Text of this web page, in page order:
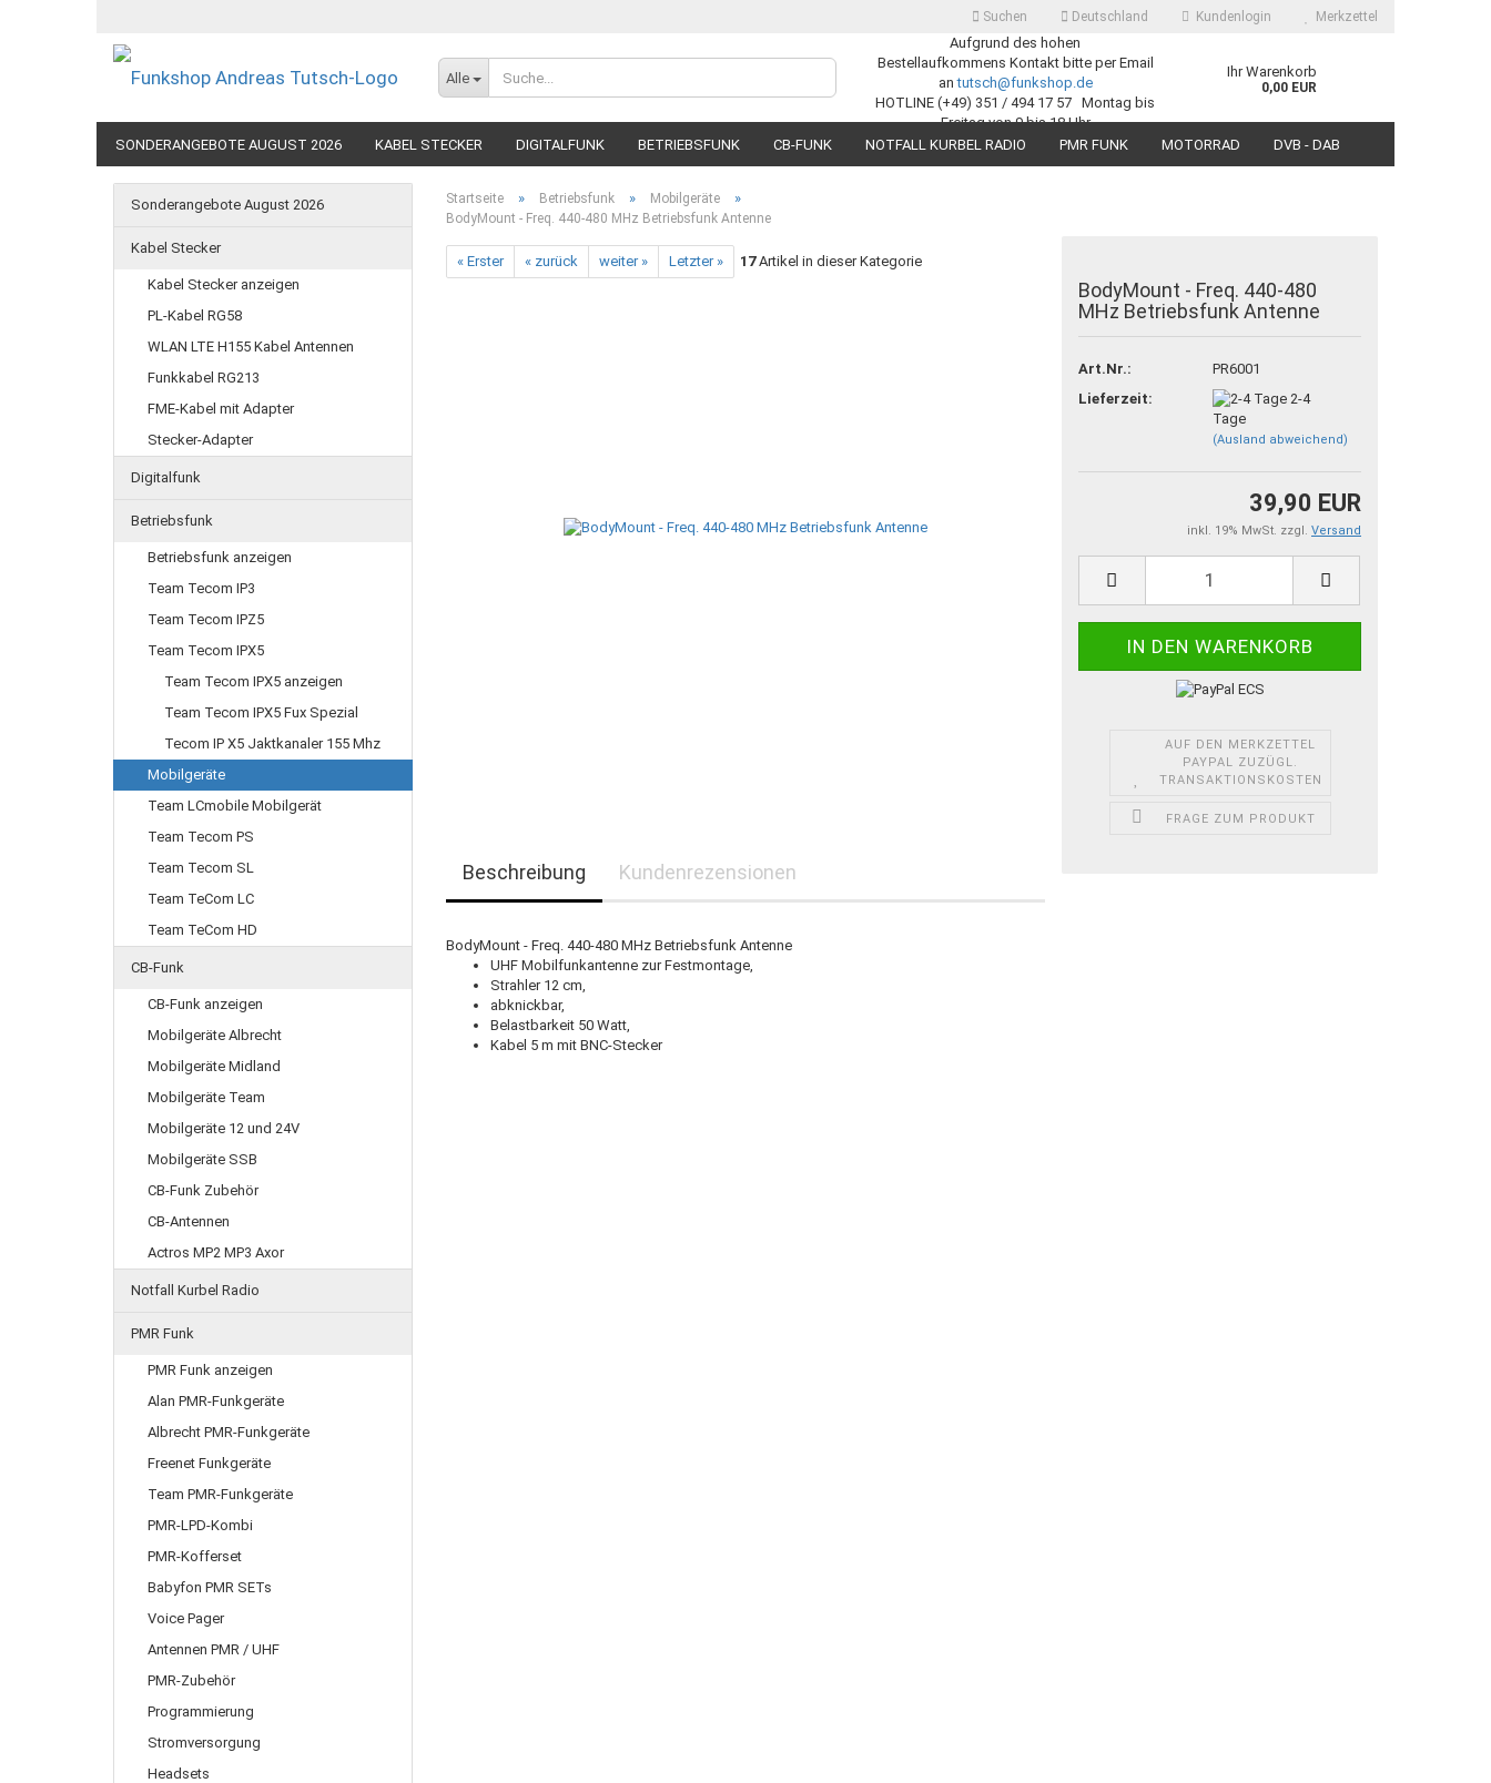
Suchen Deutschland
Lieferland
Kundenlogin Merkzettel
Alle
Aufgrund des hohen
Bestellaufkommens Kontakt bitte per Email
antutsch@funkshop.de
HOTLINE (+49) 351 / 494 17 57 Montag bis
Freitag von 9 bis 18 Uhr
Ihr Warenkorb
0,00 EUR
SONDERANGEBOTE AUGUST 2026 KABEL STECKER DIGITALFUNK BETRIEBSFUNK CB-FUNK NOTFALL KURBEL RADIO PMR FUNK MOTORRAD DVB - DAB
Startseite » Betriebsfunk » Mobilgeräte »
BodyMount - Freq. 440-480 MHz Betriebsfunk Antenne
« Erster « zurück weiter » Letzter » 17Artikel in dieser Kategorie
BodyMount - Freq. 440-480
MHz Betriebsfunk Antenne
Art.Nr.:
PR6001
Lieferzeit:
2-4
Tage
(Ausland abweichend)
39,90 EUR
inkl. 19% MwSt. zzgl. Versand
AUF DEN MERKZETTEL
PAYPAL ZUZÜGL.
TRANSAKTIONSKOSTEN
FRAGE ZUM PRODUKT
Beschreibung Kundenrezensionen
BodyMount - Freq. 440-480 MHz Betriebsfunk Antenne
UHF Mobilfunkantenne zur Festmontage,
Strahler 12 cm,
abknickbar,
Belastbarkeit 50 Watt,
Kabel 5 m mit BNC-Stecker
Sonderangebote August 2026
Kabel Stecker
Kabel Stecker anzeigen
PL-Kabel RG58
WLAN LTE H155 Kabel Antennen
Funkkabel RG213
FME-Kabel mit Adapter
Stecker-Adapter
Digitalfunk
Betriebsfunk
Betriebsfunk anzeigen
Team Tecom IP3
Team Tecom IPZ5
Team Tecom IPX5
Team Tecom IPX5 anzeigen
Team Tecom IPX5 Fux Spezial
Tecom IP X5 Jaktkanaler 155 Mhz
Mobilgeräte
Team LCmobile Mobilgerät
Team Tecom PS
Team Tecom SL
Team TeCom LC
Team TeCom HD
CB-Funk
CB-Funk anzeigen
Mobilgeräte Albrecht
Mobilgeräte Midland
Mobilgeräte Team
Mobilgeräte 12 und 24V
Mobilgeräte SSB
CB-Funk Zubehör
CB-Antennen
Actros MP2 MP3 Axor
Notfall Kurbel Radio
PMR Funk
PMR Funk anzeigen
Alan PMR-Funkgeräte
Albrecht PMR-Funkgeräte
Freenet Funkgeräte
Team PMR-Funkgeräte
PMR-LPD-Kombi
PMR-Kofferset
Babyfon PMR SETs
Voice Pager
Antennen PMR / UHF
PMR-Zubehör
Programmierung
Stromversorgung
Headsets